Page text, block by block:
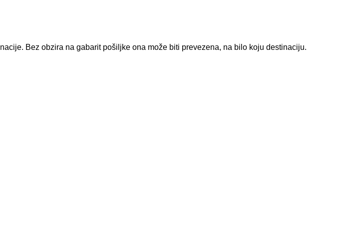
Bez obzira na gabarit pošiljke ona može biti prevezena, na bilo koju destinaciju.